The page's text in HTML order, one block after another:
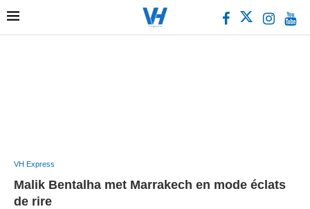
VH Express
Malik Bentalha met Marrakech en mode éclats
de rire